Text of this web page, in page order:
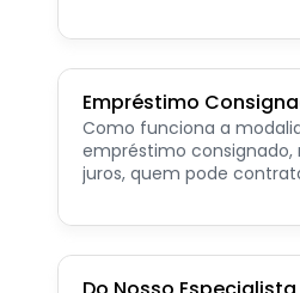
pensionista e
Empréstimo
Como funciona a
empréstimo consignado,
juros, quem pode